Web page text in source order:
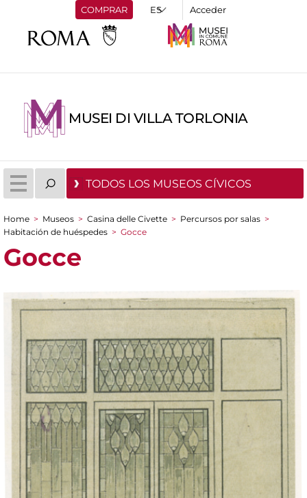
COMPRAR Acceder
MUSEI DI VILLA TORLONIA
TODOS LOS MUSEOS CÍVICOS
You are here
Home > Museos > Casina delle Civette > Percursos por salas >
Habitación de huéspedes > Gocce
Gocce